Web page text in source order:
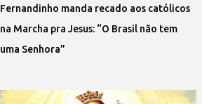
Fernandinho manda recado aos católicos
na Marcha pra Jesus: “O Brasil não tem
uma Senhora”